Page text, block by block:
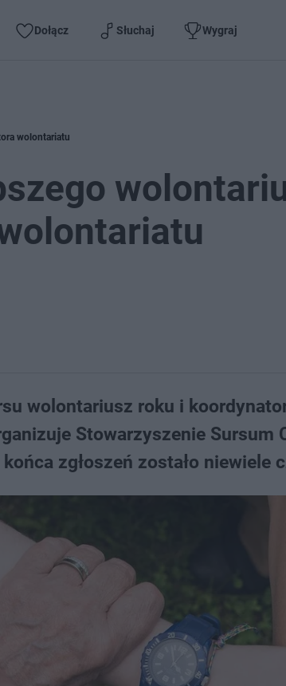
Dołącz Słuchaj Wygraj
wolontariatu
wolontariusz roku i
Stowarzyszenie Sursum
zgłoszeń zostało niewiele